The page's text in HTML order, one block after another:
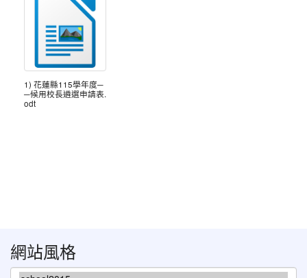
1) 花蓮縣115學年度─
─候用校長遴選申請表.
odt
網站風格